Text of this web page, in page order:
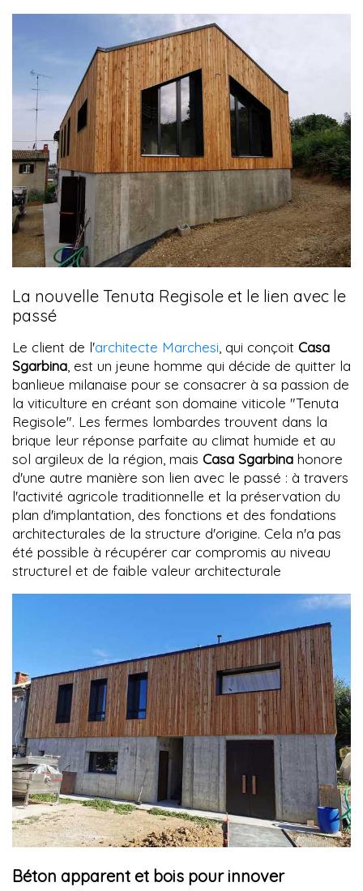
La nouvelle Tenuta Regisole et le lien avec le
passé
Le client de l'architecte Marchesi , qui conçoit Casa
Sgarbina , est un jeune homme qui décide de quitter la
banlieue milanaise pour se consacrer à sa passion de
la viticulture en créant son domaine viticole "Tenuta
Regisole". Les fermes lombardes trouvent dans la
brique leur réponse parfaite au climat humide et au
sol argileux de la région, mais Casa Sgarbina honore
d'une autre manière son lien avec le passé : à travers
l'activité agricole traditionnelle et la préservation du
plan d'implantation, des fonctions et des fondations
architecturales de la structure d'origine. Cela n'a pas
été possible à récupérer car compromis au niveau
structurel et de faible valeur architecturale
Béton apparent et bois pour innover